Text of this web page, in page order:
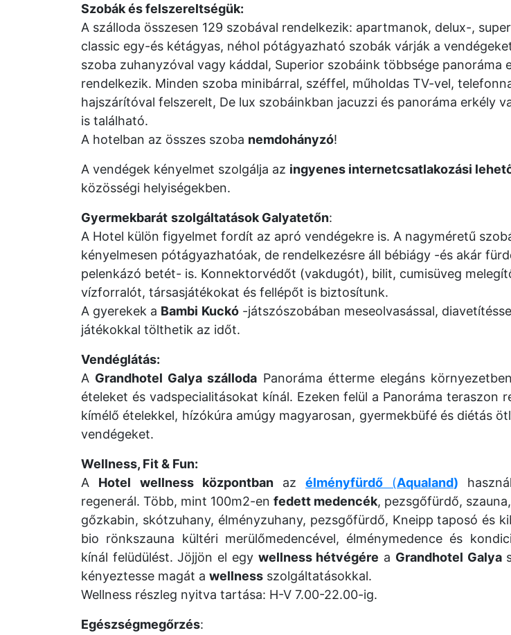
Szobák és felszereltségük:
A szálloda összesen 129 szobával rendelkezik: apartmanok, delux-,
classic egy-és kétágyas, néhol pótágyazható szobák várják a
szoba zuhanyzóval vagy káddal, Superior szobáink többsége panoráma
rendelkezik. Minden szoba minibárral, széffel, műholdas TV-vel,
hajszárítóval felszerelt, De lux szobáinkban jacuzzi és panoráma erkély
is található.
A hotelban az összes szoba nemdohányzó!
A vendégek kényelmet szolgálja az ingyenes internetcsatlakozási
közösségi helyiségekben.
Gyermekbarát szolgáltatások Galyatetőn:
A Hotel külön figyelmet fordít az apró vendégekre is. A nagyméretű
kényelmesen pótágyazhatóak, de rendelkezésre áll bébiágy -és akár
pelenkázó betét- is. Konnektorvédőt (vakdugót), bilit, cumisüveg
vízforralót, társasjátékokat és fellépőt is biztosítunk.
A gyerekek a Bambi Kuckó -játszószobában meseolvasással,
játékokkal tölthetik az időt.
Vendéglátás:
A Grandhotel Galya szálloda Panoráma étterme elegáns
ételeket és vadspecialitásokat kínál. Ezeken felül a Panoráma teraszon
kímélő ételekkel, hízókúra amúgy magyarosan, gyermekbüfé és diétás
vendégeket.
Wellness, Fit & Fun:
A Hotel wellness központban az élményfürdő (Aqualand)
regenerál. Több, mint 100m2-en fedett medencék, pezsgőfürdő,
gőzkabin, skótzuhany, élményzuhany, pezsgőfürdő, Kneipp taposó és
bio rönkszauna kültéri merülőmedencével, élménymedence és
kínál felüdülést. Jöjjön el egy wellness hétvégére a Grandhotel Galya
kényeztesse magát a wellness szolgáltatásokkal.
Wellness részleg nyitva tartása: H-V 7.00-22.00-ig.
Egészségmegőrzés: